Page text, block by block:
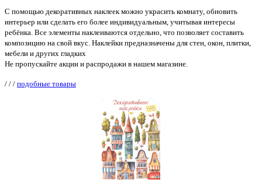
С помощью декоративных наклеек можно украсить комнату, обновить
интерьер или сделать его более индивидуальным, учитывая интересы
ребёнка. Все элементы наклеиваются отдельно, что позволяет составить
композицию на свой вкус. Наклейки предназначены для стен, окон, плитки,
мебели и других гладких
Не пропускайте акции и распродажи в нашем магазине.
/ / / подобные товары